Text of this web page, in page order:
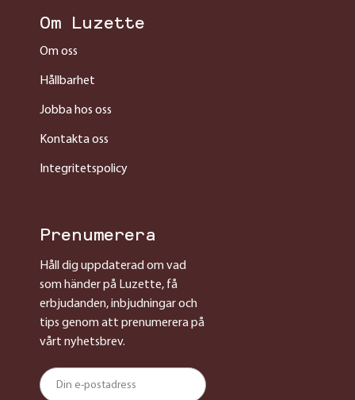
Om Luzette
Om oss
Hållbarhet
Jobba hos oss
Kontakta oss
Integritetspolicy
Prenumerera
Håll dig uppdaterad om vad
som händer på Luzette, få
erbjudanden, inbjudningar och
tips genom att prenumerera på
vårt nyhetsbrev.